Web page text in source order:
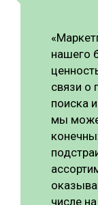
нашего
связи о
поиска
мы
числе